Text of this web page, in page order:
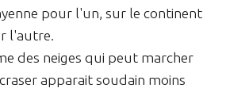
pour l'un, sur le continent
l'autre.
des neiges qui peut marcher
apparait soudain moins